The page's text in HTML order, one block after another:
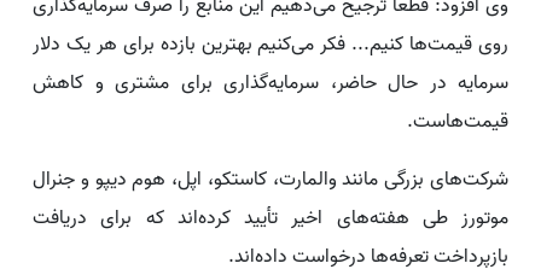
وی افزود: قطعاً ترجیح می‌دهیم این منابع را صرف سرمایه‌گذاری
روی قیمت‌ها کنیم... فکر می‌کنیم بهترین بازده برای هر یک دلار
سرمایه در حال حاضر، سرمایه‌گذاری برای مشتری و کاهش
قیمت‌هاست.
شرکت‌های بزرگی مانند والمارت، کاستکو، اپل، هوم دیپو و جنرال
موتورز طی هفته‌های اخیر تأیید کرده‌اند که برای دریافت
بازپرداخت تعرفه‌ها درخواست داده‌اند.